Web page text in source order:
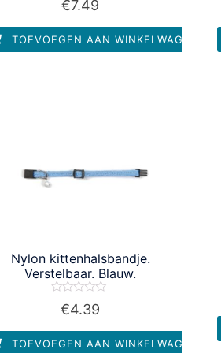
5
€7.49
TOEVOEGEN AAN WINKELWAGEN
Nylon kittenhalsbandje.
Verstelbaar. Blauw.
Waardering
5
€4.39
TOEVOEGEN AAN WINKELWAGEN